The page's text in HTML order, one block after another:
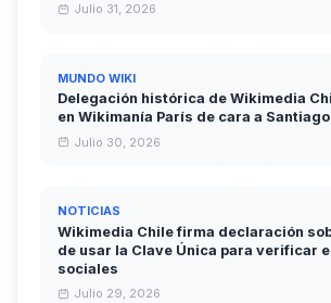
Julio 31, 2026
MUNDO WIKI
Delegación histórica de Wikimedia
en Wikimanía París de cara a
Julio 30, 2026
NOTICIAS
Wikimedia Chile firma declaración
de usar la Clave Única para verificar
sociales
Julio 29, 2026